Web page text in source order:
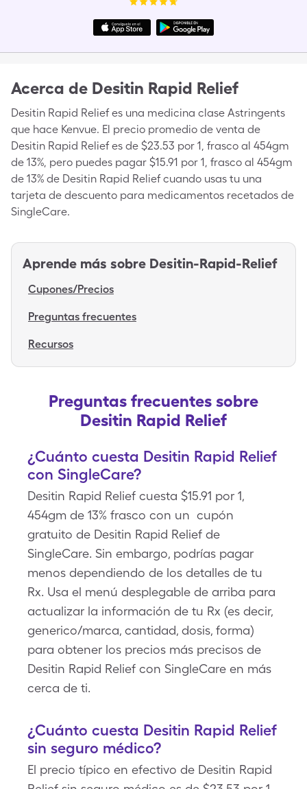
Acerca de Desitin Rapid Relief
Desitin Rapid Relief es una medicina clase Astringents
que hace Kenvue. El precio promedio de venta de
Desitin Rapid Relief es de $23.53 por 1, frasco al 454gm
de 13%, pero puedes pagar $15.91 por 1, frasco al 454gm
de 13% de Desitin Rapid Relief cuando usas tu una
tarjeta de descuento para medicamentos recetados de
SingleCare.
Aprende más sobre Desitin-Rapid-Relief
Cupones/Precios
Preguntas frecuentes
Recursos
Preguntas frecuentes sobre
Desitin Rapid Relief
¿Cuánto cuesta Desitin Rapid Relief
con SingleCare?
Desitin Rapid Relief cuesta $15.91 por 1,
454gm de 13% frasco con un cupón
gratuito de Desitin Rapid Relief de
SingleCare. Sin embargo, podrías pagar
menos dependiendo de los detalles de tu
Rx. Usa el menú desplegable de arriba para
actualizar la información de tu Rx (es decir,
generico/marca, cantidad, dosis, forma)
para obtener los precios más precisos de
Desitin Rapid Relief con SingleCare en más
cerca de ti.
¿Cuánto cuesta Desitin Rapid Relief
sin seguro médico?
El precio típico en efectivo de Desitin Rapid